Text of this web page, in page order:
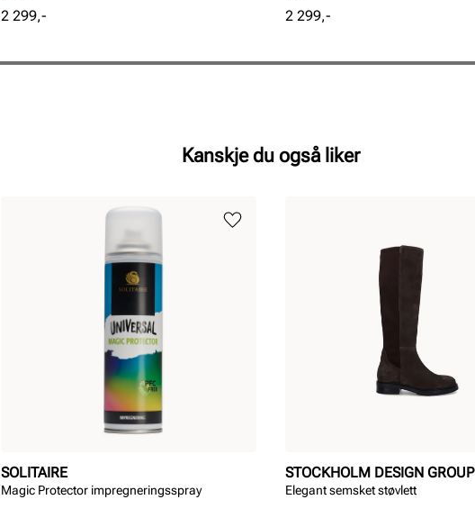
Pris
2 299,- Pris
2 299,-
Kanskje du også liker
SOLITAIRE
Magic Protector impregneringsspray
STOCKHOLM DESIGN GROUP
Elegant semsket støvlett